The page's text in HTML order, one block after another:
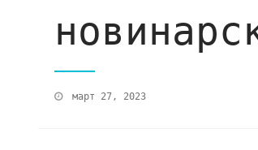
март 27, 2023